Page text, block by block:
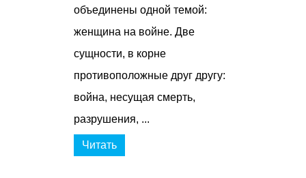
объединены одной темой:
женщина на войне. Две
сущности, в корне
противоположные друг другу:
война, несущая смерть,
разрушения, ...
Читать